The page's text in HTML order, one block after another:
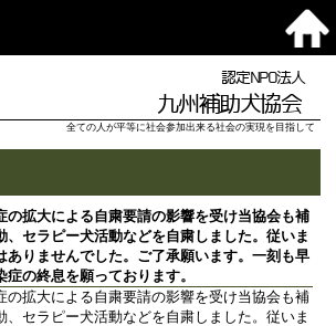
認定NPO法人
九州補助犬協会
全ての人が平等に社会参加出来る社会の実現を目指して
の拡大による自粛要請の影響を受け当協会も補
、セラピー犬活動などを自粛しました。従いま
ありませんでした。ご了承願います。一刻も早
の終息を願っております。
の拡大による自粛要請の影響を受け当協会も補
、セラピー犬活動などを自粛しました。従いま